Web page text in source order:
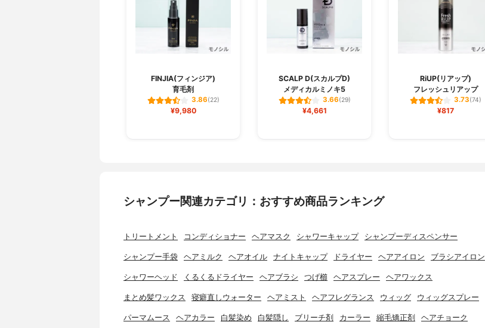
FINJIA(フィンジア)
育毛剤
3.86(22)
¥9,980
SCALP D(スカルプD)
メディカルミノキ5
3.66(29)
¥4,661
RiUP(リアップ)
フレッシュリアップ
3.73(74)
¥817
シャンプー関連カテゴリ：おすすめ商品ランキング
トリートメント コンディショナー ヘアマスク シャワーキャップ シャンプーディスペンサー
シャンプー手袋 ヘアミルク ヘアオイル ナイトキャップ ドライヤー ヘアアイロン ブラシアイロン
シャワーヘッド くるくるドライヤー ヘアブラシ つげ櫛 ヘアスプレー ヘアワックス
まとめ髪ワックス 寝癖直しウォーター ヘアミスト ヘアフレグランス ウィッグ ウィッグスプレー
パーマムース ヘアカラー 白髪染め 白髪隠し ブリーチ剤 カーラー 縮毛矯正剤 ヘアチョーク